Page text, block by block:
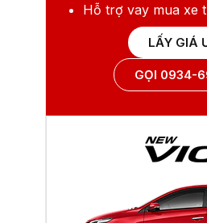
Hỗ trợ vay mua xe
LẤY GIÁ
GỌI 0934-